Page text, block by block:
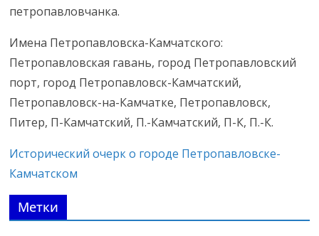
петропавловчанка.
Имена Петропавловска-Камчатского:
Петропавловская гавань, город Петропавловский
порт, город Петропавловск-Камчатский,
Петропавловск-на-Камчатке, Петропавловск,
Питер, П-Камчатский, П.-Камчатский, П-К, П.-К.
Исторический очерк о городе Петропавловске-
Камчатском
Метки